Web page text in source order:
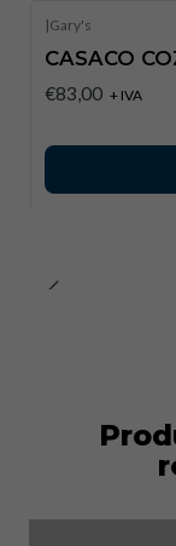
|Gary's
CASACO
€83,00 + IVA